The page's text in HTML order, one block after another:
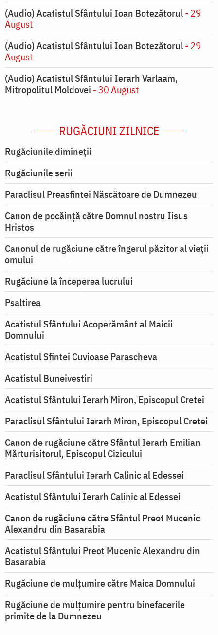
(Audio) Acatistul Sfântului Ioan Botezătorul- 29
August
(Audio) Acatistul Sfântului Ioan Botezătorul- 29
August
(Audio) Acatistul Sfântului Ierarh Varlaam,
Mitropolitul Moldovei - 30 August
RUGĂCIUNI ZILNICE
Rugăciunile dimineții
Rugăciunile serii
Paraclisul Preasfintei Născătoare de Dumnezeu
Canon de pocăință către Domnul nostru Iisus
Hristos
Canonul de rugăciune către îngerul păzitor al vieții
omului
Rugăciune la începerea lucrului
Psaltirea
Acatistul Sfântului Acoperământ al Maicii
Domnului
Acatistul Sfintei Cuvioase Parascheva
Acatistul Buneivestiri
Acatistul Sfântului Ierarh Miron, Episcopul Cretei
Paraclisul Sfântului Ierarh Miron, Episcopul Cretei
Canon de rugăciune către Sfântul Ierarh Emilian
Mărturisitorul, Episcopul Cizicului
Paraclisul Sfântului Ierarh Calinic al Edessei
Acatistul Sfântului Ierarh Calinic al Edessei
Canon de rugăciune către Sfântul Preot Mucenic
Alexandru din Basarabia
Acatistul Sfântului Preot Mucenic Alexandru din
Basarabia
Rugăciune de mulţumire către Maica Domnului
Rugăciune de mulțumire pentru binefacerile
primite de la Dumnezeu